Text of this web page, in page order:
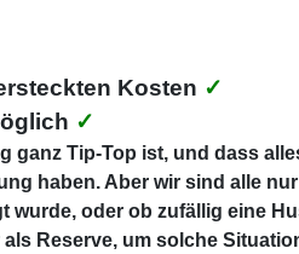
Kosten ✓
✓
ganz Tip-Top ist, und dass
haben. Aber wir sind alle
oder ob zufällig eine
Reserve, um solche